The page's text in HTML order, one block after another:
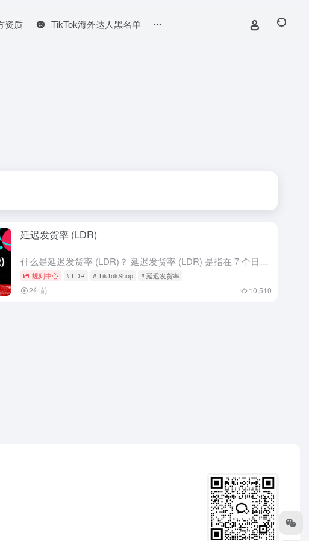
资质 TikTok海外达人黑名单
卖家应目标 LDR 低
延迟发货率 (LDR)
什么是延迟发货率 (LDR)？ 延迟发货率 (LDR) 是指在 7 个日历日内，所有订单中超过 3 个工作日 才更新为“已发货”状态的订单所占的百分比。
规则中心 # LDR # TikTokShop # 延迟发货率
2年前 10,510